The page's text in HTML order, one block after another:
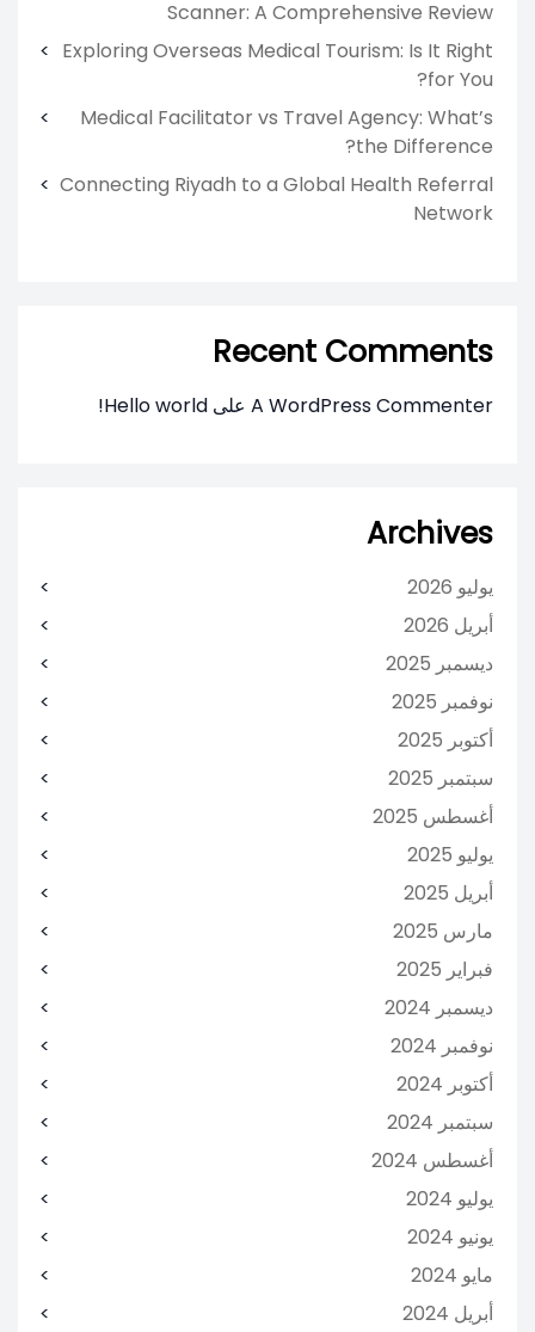
Scanner: A Comprehensive Review
Exploring Overseas Medical Tourism: Is It Right
for You?
Medical Facilitator vs Travel Agency: What’s
the Difference?
Connecting Riyadh to a Global Health Referral
Network
Recent Comments
A WordPress Commenter على Hello world!
Archives
يوليو 2026
أبريل 2026
ديسمبر 2025
نوفمبر 2025
أكتوبر 2025
سبتمبر 2025
أغسطس 2025
يوليو 2025
أبريل 2025
مارس 2025
فبراير 2025
ديسمبر 2024
نوفمبر 2024
أكتوبر 2024
سبتمبر 2024
أغسطس 2024
يوليو 2024
يونيو 2024
مايو 2024
أبريل 2024